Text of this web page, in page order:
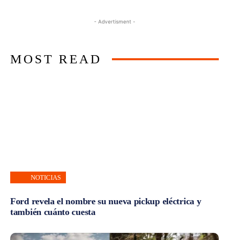
- Advertisment -
MOST READ
NOTICIAS
Ford revela el nombre su nueva pickup eléctrica y
también cuánto cuesta